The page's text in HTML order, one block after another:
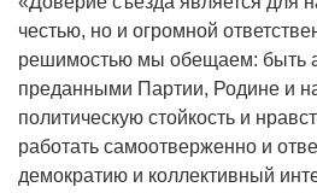
честью, но и огромной
решимостью мы обещаем: быть
преданными Партии, Родине и
политическую стойкость и
работать самоотверженно и
демократию и коллективный